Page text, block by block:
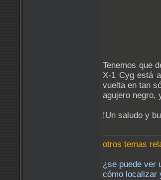
Tenemos que
X-1 Cyg está
vuelta en tan
agujero negro,
!Un saludo y
otros temas
¿se puede ver
cómo localizar